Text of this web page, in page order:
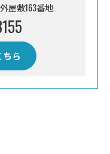
屋敷163番地
ら